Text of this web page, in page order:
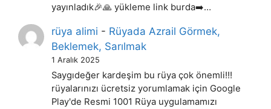
yayınladık🎉🙏 yükleme link burda➡️…
rüya alimi - Rüyada Azrail Görmek,
Beklemek, Sarılmak
1 Aralık 2025
Saygıdeğer kardeşim bu rüya çok önemli!!!
rüyalarınızı ücretsiz yorumlamak için Google
Play'de Resmi 1001 Rüya uygulamamızı